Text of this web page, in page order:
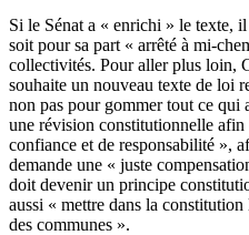
Si le Sénat a « enrichi » le texte, il
soit pour sa part « arrêté à mi-
collectivités. Pour aller plus loin,
souhaite un nouveau texte de loi
non pas pour gommer tout ce qui
une révision constitutionnelle afin
confiance et de responsabilité »,
demande une « juste
doit devenir un principe
aussi « mettre dans la
des communes ».